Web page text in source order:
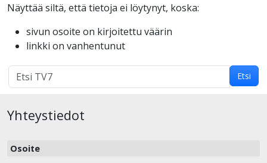
Näyttää siltä, että tietoja ei löytynyt, koska:
sivun osoite on kirjoitettu väärin
linkki on vanhentunut
Hakutulokset
haulle:
Etsi
Yhteystiedot
Osoite